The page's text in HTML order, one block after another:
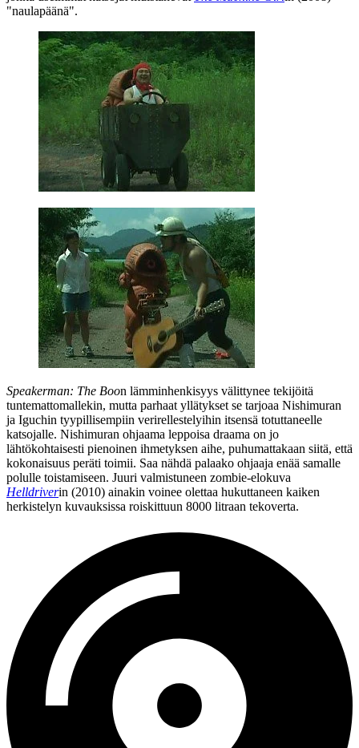
"naulapäänä".
Speakerman: The Boon lämminhenkisyys välittynee tekijöitä
tuntemattomallekin, mutta parhaat yllätykset se tarjoaa Nishimuran
ja Iguchin tyypillisempiin verirellestelyihin itsensä totuttaneelle
katsojalle. Nishimuran ohjaama leppoisa draama on jo
lähtökohtaisesti pienoinen ihmetyksen aihe, puhumattakaan siitä, että
kokonaisuus peräti toimii. Saa nähdä palaako ohjaaja enää samalle
polulle toistamiseen. Juuri valmistuneen zombie-elokuva
Helldriverin (2010) ainakin voinee olettaa hukuttaneen kaiken
herkistelyn kuvauksissa roiskittuun 8000 litraan tekoverta.